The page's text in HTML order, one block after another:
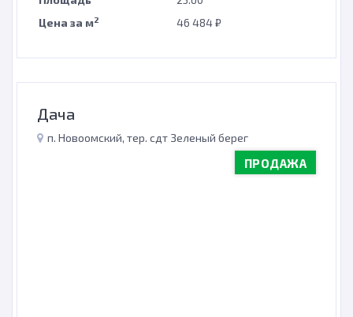
Цена за м2 46 484 ₽
Дача
п. Новоомский, тер. сдт Зеленый берег
ПРОДАЖА